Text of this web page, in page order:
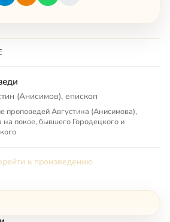
(Анисимов), епископ
проповедей Августина (Анисимова),
на покое, бывшего Городецкого и
к произведению